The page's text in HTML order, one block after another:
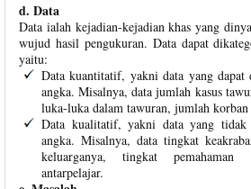
d. Data
Data ialah kejadian-kejadian khas yang
wujud hasil pengukuran. Data dapat
yaitu:
Data kuantitatif, yakni data yang dapat
angka. Misalnya, data jumlah kasus
luka-luka dalam tawuran, jumlah
Data kualitatif, yakni data yang tidak
angka. Misalnya, data tingkat
keluarganya, tingkat
antarpelajar.